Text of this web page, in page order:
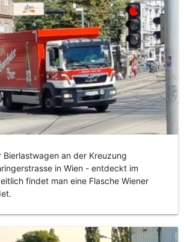
Bierlastwagen an der Kreuzung
in Wien - entdeckt im
findet man eine Flasche Wiener